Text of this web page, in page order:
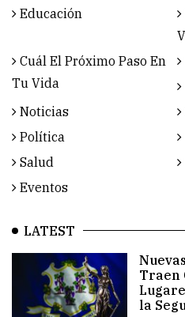
Educación
Cuál El Próximo Paso En
Tu Vida
Noticias
Política
Salud
Eventos
LATEST
Traen
la